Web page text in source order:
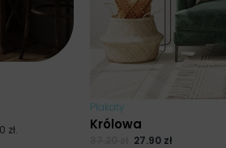
zł.
Plakaty
Królowa
27.90 zł